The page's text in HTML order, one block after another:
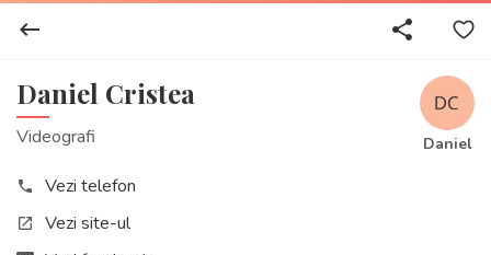
keyboard_backspace share
Daniel Cristea
Videografi Daniel
phone Vezi telefon
open_in_new
Vezi site-ul